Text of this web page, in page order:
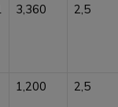
3,360 2,5
1,200 2,5